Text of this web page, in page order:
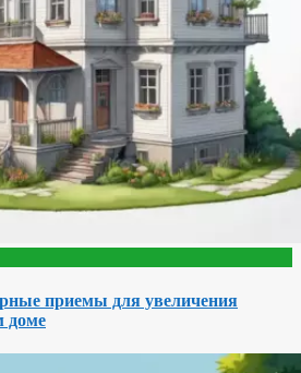
приемы для увеличения
доме